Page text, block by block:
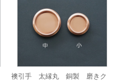
襖引手 太縁丸 銅製 磨きク